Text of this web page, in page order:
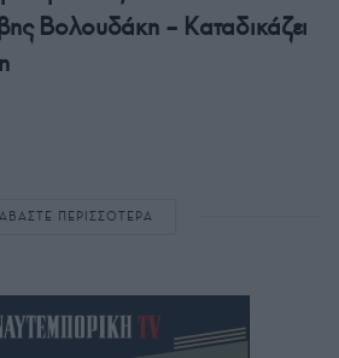
Βολουδάκη – Καταδικάζει
ΠΕΡΙΣΣΟΤΕΡΑ